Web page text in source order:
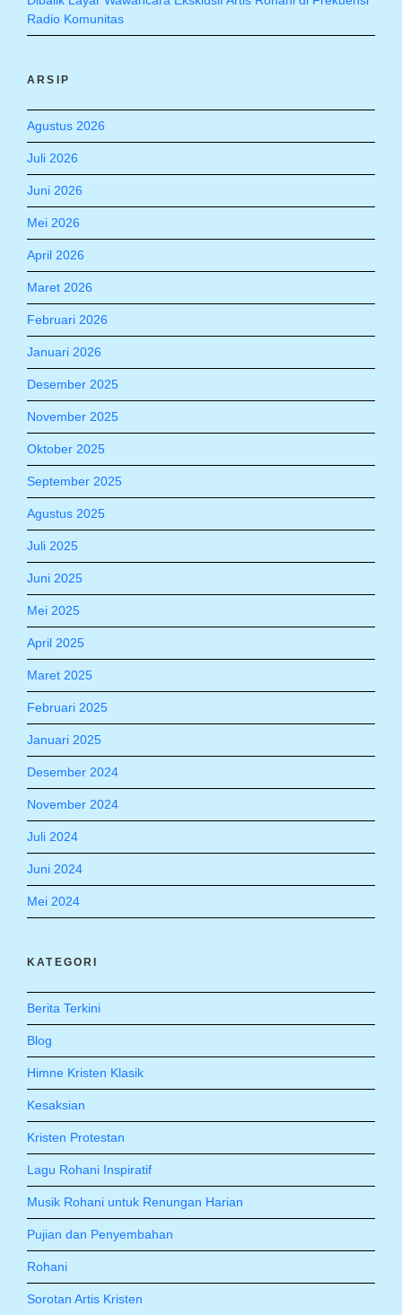
Radio Komunitas
ARSIP
Agustus 2026
Juli 2026
Juni 2026
Mei 2026
April 2026
Maret 2026
Februari 2026
Januari 2026
Desember 2025
November 2025
Oktober 2025
September 2025
Agustus 2025
Juli 2025
Juni 2025
Mei 2025
April 2025
Maret 2025
Februari 2025
Januari 2025
Desember 2024
November 2024
Juli 2024
Juni 2024
Mei 2024
KATEGORI
Berita Terkini
Blog
Himne Kristen Klasik
Kesaksian
Kristen Protestan
Lagu Rohani Inspiratif
Musik Rohani untuk Renungan Harian
Pujian dan Penyembahan
Rohani
Sorotan Artis Kristen